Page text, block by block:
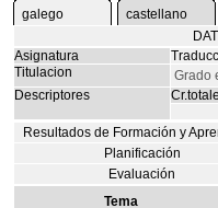
galego
castellano
Asignatura
Titulacion
Grado
Descriptores
Resultados de Formación y
Planificación
Evaluación
Tema